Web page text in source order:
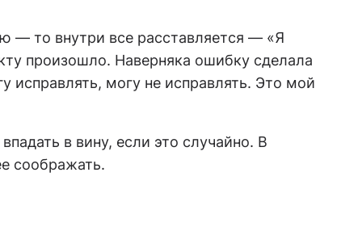
— то внутри все расставляется — «Я
произошло. Наверняка ошибку сделала
могу не исправлять. Это мой
в вину, если это случайно. В
соображать.